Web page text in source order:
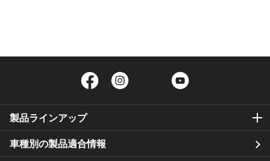
Facebook Twitter
製品ラインアップ
車種別の製品適合情報